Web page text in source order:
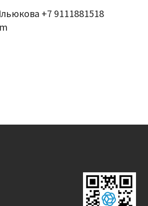
+7 9111881518